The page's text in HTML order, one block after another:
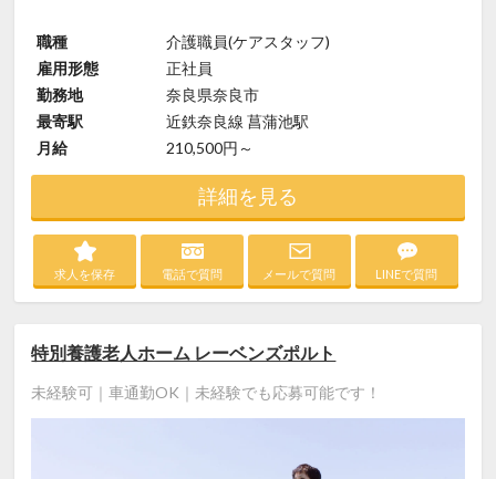
職種
介護職員(ケアスタッフ)
雇用形態
正社員
勤務地
奈良県奈良市
最寄駅
近鉄奈良線 菖蒲池駅
月給
210,500円～
詳細を見る
求人を保存 電話で質問 メールで質問 LINEで質問
特別養護老人ホーム レーベンズポルト
未経験可｜車通勤OK｜未経験でも応募可能です！